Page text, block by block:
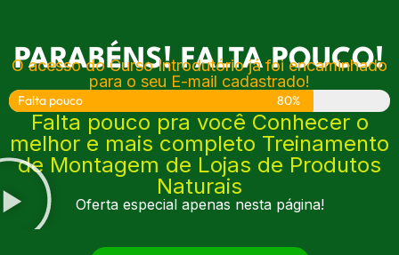
PARABÉNS! FALTA POUCO!
O acesso do Curso Introdutório já foi encaminhado
para o seu E-mail cadastrado!
Falta pouco 80%
Falta pouco pra você Conhecer o
melhor e mais completo Treinamento
de Montagem de Lojas de Produtos
Naturais
Oferta especial apenas nesta página!